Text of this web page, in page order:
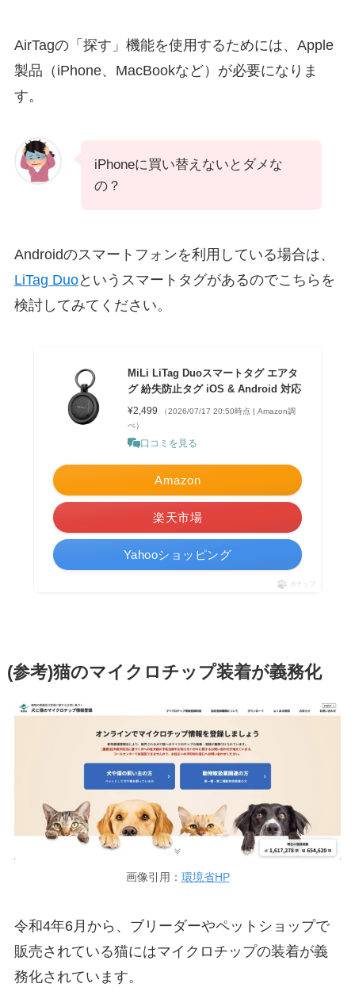
AirTagの「探す」機能を使用するためには、Apple
製品（iPhone、MacBookなど）が必要になりま
す。
iPhoneに買い替えないとダメな
の？
Androidのスマートフォンを利用している場合は、
LiTag Duoというスマートタグがあるのでこちらを
検討してみてください。
MiLi LiTag Duoスマートタグ エアタ
グ 紛失防止タグ iOS & Android 対応
¥2,499
（2026/07/17 20:50時点 | Amazon調
べ）
口コミを見る
Amazon
楽天市場
Yahooショッピング
ポチップ
(参考)猫のマイクロチップ装着が義務化
画像引用： 環境省HP
令和4年6月から、ブリーダーやペットショップで
販売されている猫にはマイクロチップの装着が義
務化されています。